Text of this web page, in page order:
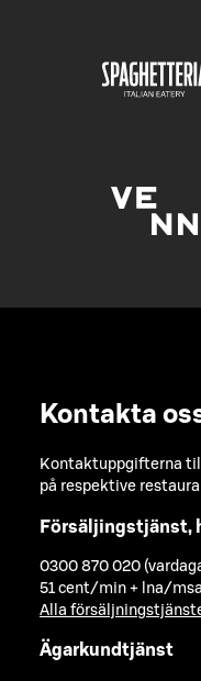
Kontakta
Kontaktuppgifterna
på respektive
Försäljingstjänst,
0300 870 020
51 cent/min + lna/msa
Alla
Ägarkundtjänst